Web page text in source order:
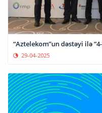
“Aztelekom”un dəstəyi ilə
29-04-2025